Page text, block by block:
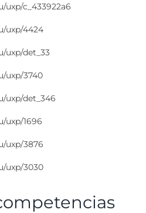
uxp/c_433922a6
uxp/4424
uxp/det_33
uxp/3740
uxp/det_346
uxp/1696
uxp/3876
uxp/3030